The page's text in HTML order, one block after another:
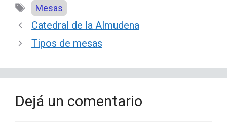
Etiquetas
Mesas
Catedral de la Almudena
Tipos de mesas
Dejá un comentario